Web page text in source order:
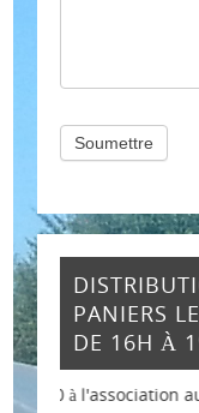
Soumettre
PANIERS
DE 16H À
au 42 rue du